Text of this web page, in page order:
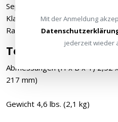
Separate Bass- und
Klangleistung.Verändere die
Raums oder von gruppierten
Technische Daten
Abmessungen (H x B x T) 2,52
217 mm)
Gewicht 4,6 lbs. (2,1 kg)
Mit der Anmeldung
jederzeit wieder